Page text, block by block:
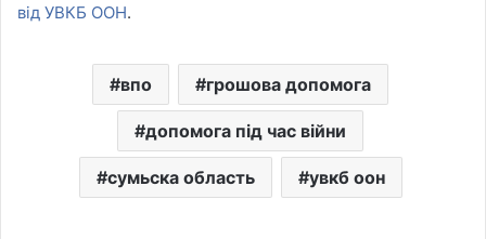
від УВКБ ООН.
впо грошова допомога
допомога під час війни
сумьска область увкб оон